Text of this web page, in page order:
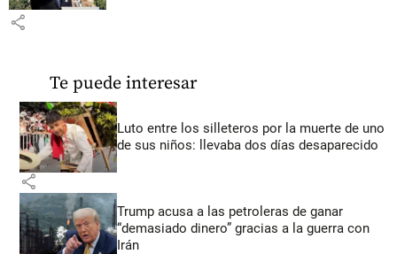
share
Te puede interesar
Luto entre los silleteros por la muerte de uno
de sus niños: llevaba dos días desaparecido
share
Trump acusa a las petroleras de ganar
“demasiado dinero” gracias a la guerra con
Irán